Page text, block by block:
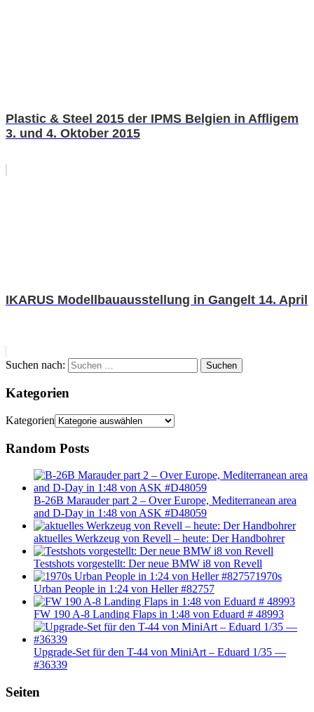
Plastic & Steel 2015 der IPMS Belgien in Affligem
3. und 4. Oktober 2015
IKARUS Modellbauausstellung in Gangelt 14. April
Suchen nach: Suchen
Kategorien
Kategorien
Random Posts
B-26B Marauder part 2 – Over Europe, Mediterranean area
and D-Day in 1:48 von ASK #D48059
aktuelles Werkzeug von Revell – heute: Der Handbohrer
Testshots vorgestellt: Der neue BMW i8 von Revell
1970s
Urban People in 1:24 von Heller #82757
FW 190 A-8 Landing Flaps in 1:48 von Eduard # 48993
Upgrade-Set für den T-44 von MiniArt – Eduard 1/35 —
#36339
Seiten